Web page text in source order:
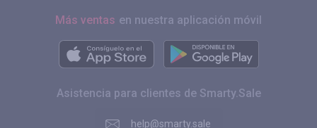
Más ventas en nuestra aplicación móvil
Asistencia para clientes de Smarty.Sale
help@smarty.sale